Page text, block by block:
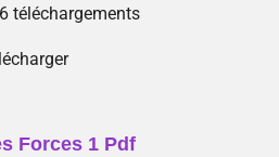
téléchargements
Forces 1 Pdf